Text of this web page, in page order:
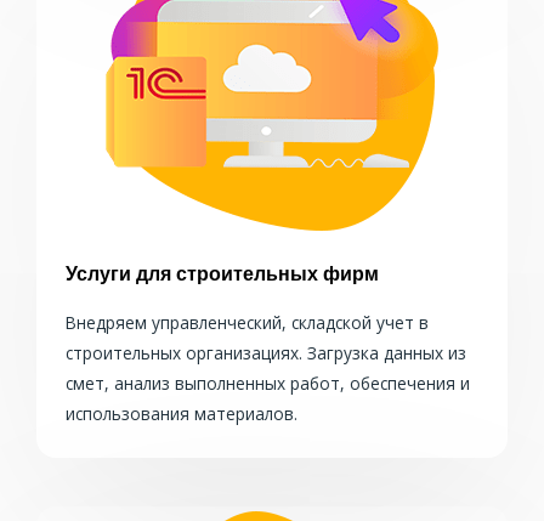
Услуги для строительных фирм
Внедряем управленческий, складской учет в
строительных организациях. Загрузка данных из
смет, анализ выполненных работ, обеспечения и
использования материалов.